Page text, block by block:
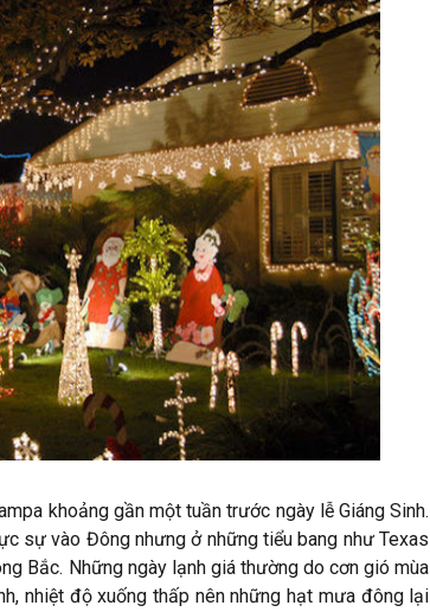
khoảng gần một tuần trước ngày lễ Giáng Sinh.
sự vào Đông nhưng ở những tiểu bang như Texas
Bắc. Những ngày lạnh giá thường do cơn gió mùa
nhiệt độ xuống thấp nên những hạt mưa đông lại